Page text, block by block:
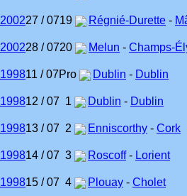
200227 / 0719 Régnié-Durette -
200228 / 0720 Melun - Champs-
199811 / 07Pro Dublin - Dublin
199812 / 07 1 Dublin - Dublin
199813 / 07 2 Enniscorthy - Cork
199814 / 07 3 Roscoff- Lorient
199815 / 07 4 Plouay - Cholet